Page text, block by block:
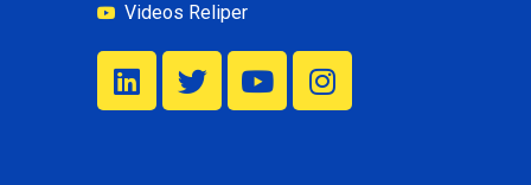
Videos Reliper